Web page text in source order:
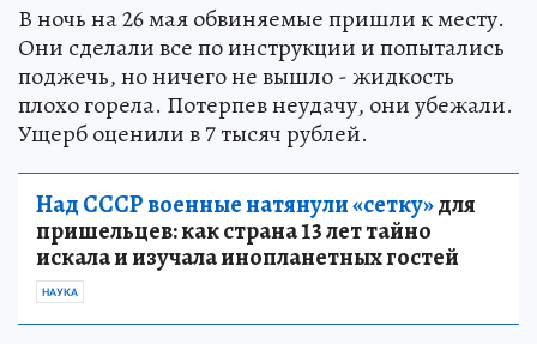
В ночь на 26 мая обвиняемые пришли к месту.
Они сделали все по инструкции и попытались
поджечь, но ничего не вышло - жидкость
плохо горела. Потерпев неудачу, они убежали.
Ущерб оценили в 7 тысяч рублей.
Над СССР военные натянули «сетку»для
пришельцев: как страна 13 лет тайно
искала и изучала инопланетных гостей
НАУКА